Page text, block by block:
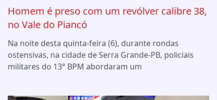
Homem é preso com um revólver calibre 38,
no Vale do Piancó
Na noite desta quinta-feira (6), durante rondas
ostensivas, na cidade de Serra Grande-PB, policiais
militares do 13° BPM abordaram um